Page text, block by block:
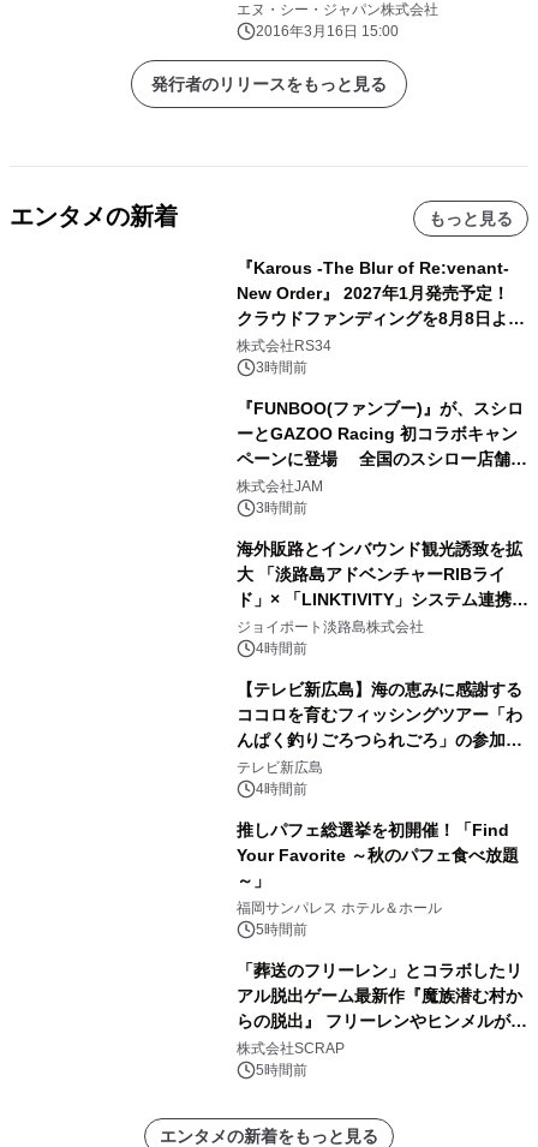
エヌ・シー・ジャパン株式会社
2016年3月16日 15:00
発行者のリリースをもっと見る
エンタメの新着 もっと見る
『Karous -The Blur of Re:venant-
New Order』 2027年1月発売予定！
クラウドファンディングを8月8日より
開始
株式会社RS34
3時間前
『FUNBOO(ファンブー)』が、スシロ
ーとGAZOO Racing 初コラボキャン
ペーンに登場 全国のスシロー店舗で
GR 4車種の FUNBOO(ミニカー)付き
メニューが展開されます
株式会社JAM
3時間前
海外販路とインバウンド観光誘致を拡
大 「淡路島アドベンチャーRIBライ
ド」× 「LINKTIVITY」システム連携を
開始！
ジョイポート淡路島株式会社
4時間前
【テレビ新広島】海の恵みに感謝する
ココロを育むフィッシングツアー「わ
んぱく釣りごろつられごろ」の参加小
学生を募集
テレビ新広島
4時間前
推しパフェ総選挙を初開催！「Find
Your Favorite ～秋のパフェ食べ放題
～」
福岡サンパレス ホテル＆ホール
5時間前
「葬送のフリーレン」とコラボしたリ
アル脱出ゲーム最新作『魔族潜む村か
らの脱出』 フリーレンやヒンメルが武
器を手に魔族を見据える描き下ろしメ
インビジュアル公開
株式会社SCRAP
5時間前
エンタメの新着をもっと見る